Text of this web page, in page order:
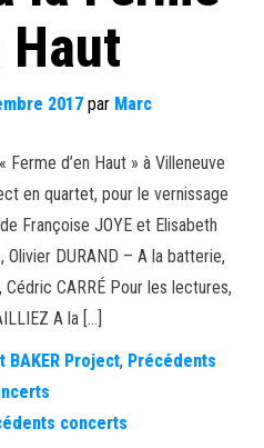
Haut
2017par Marc
d’en Haut » à Villeneuve
en quartet, pour le vernissage
Françoise JOYE et Elisabeth
DURAND – A la batterie,
Cédric CARRÉ Pour les lectures,
A la […]
BAKER Project, Précédents
concerts